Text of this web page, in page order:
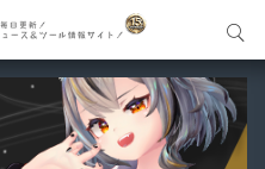
サイト内検索